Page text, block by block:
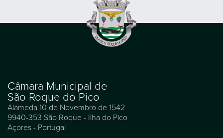
Câmara Municipal de
São Roque do Pico
Alameda 10 de Novembro de 1542
9940-353 São Roque - Ilha do Pico
Açores - Portugal